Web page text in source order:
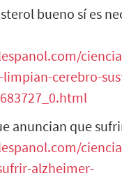
bueno sí es
limpian-cerebro-
anuncian que
alzheimer-